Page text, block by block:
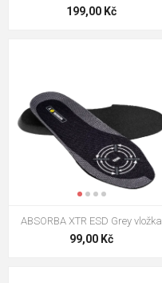
199,00 Kč
ABSORBA XTR ESD Grey vložka
99,00 Kč